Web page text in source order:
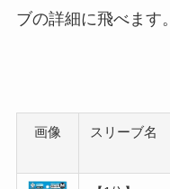
ブの詳細に飛べます。
画像 スリーブ名